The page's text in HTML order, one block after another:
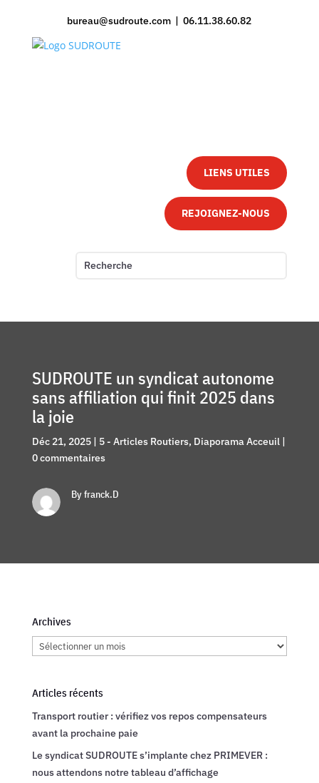
bureau@sudroute.com | 06.11.38.60.82
LIENS UTILES
REJOIGNEZ-NOUS
SUDROUTE un syndicat autonome
sans affiliation qui finit 2025 dans
la joie
Déc 21, 2025| 5 - Articles Routiers, Diaporama Acceuil|
0 commentaires
By franck.D
Archives
Archives
Articles récents
Transport routier : vérifiez vos repos compensateurs
avant la prochaine paie
Le syndicat SUDROUTE s’implante chez PRIMEVER :
nous attendons notre tableau d’affichage